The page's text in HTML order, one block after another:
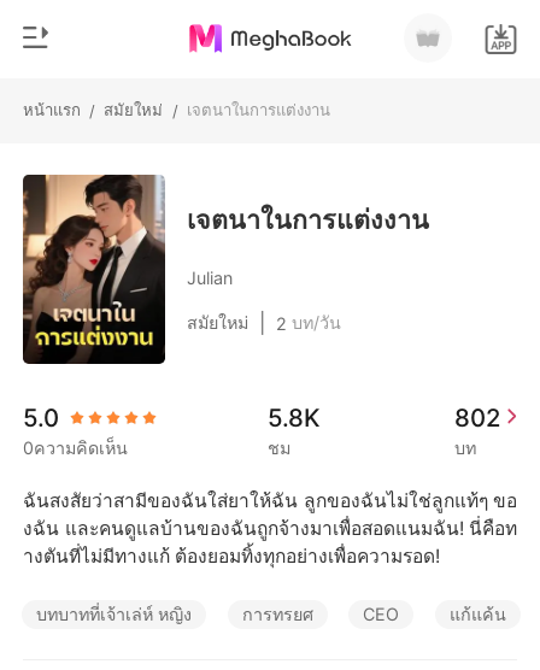
หน้าแรก / สมัยใหม่ / เจตนาในการแต่งงาน
เติมเงิน
ประวัติการอ่าน
ออกจากระบบ
ดาวน์โหลดแอป
หมวดหมู่
สมัยใหม่
ประวัติศาสตร์
โรแมนติก
มหาเศรษฐี
เรื่องสั้นคัดสรร
เจตนาในการแต่งงาน
Julian
สมัยใหม่ 2 บท/วัน
5.0
0ความคิดเห็น
5.8K
ชม
802
บท
ฉันสงสัยว่าสามีของฉันใส่ยาให้ฉัน ลูกของฉันไม่ใช่ลูกแท้ๆ ขอ
งฉัน และคนดูแลบ้านของฉันถูกจ้างมาเพื่อสอดแนมฉัน! นี่คือท
างตันที่ไม่มีทางแก้ ต้องยอมทิ้งทุกอย่างเพื่อความรอด!
บทบาทที่เจ้าเล่ห์ หญิง การทรยศ CEO แก้แค้น